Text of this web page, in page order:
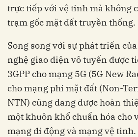
trực tiếp với vệ tinh mà không
trạm gốc mặt đất truyền thống.
Song song với sự phát triển
nghệ giao diện vô tuyến được
3GPP cho mạng 5G (5G New
cho mạng phi mặt đất (Non-
NTN) cũng đang được hoàn
một khuôn khổ chuẩn hóa cho
mạng di động và mạng vệ tinh.